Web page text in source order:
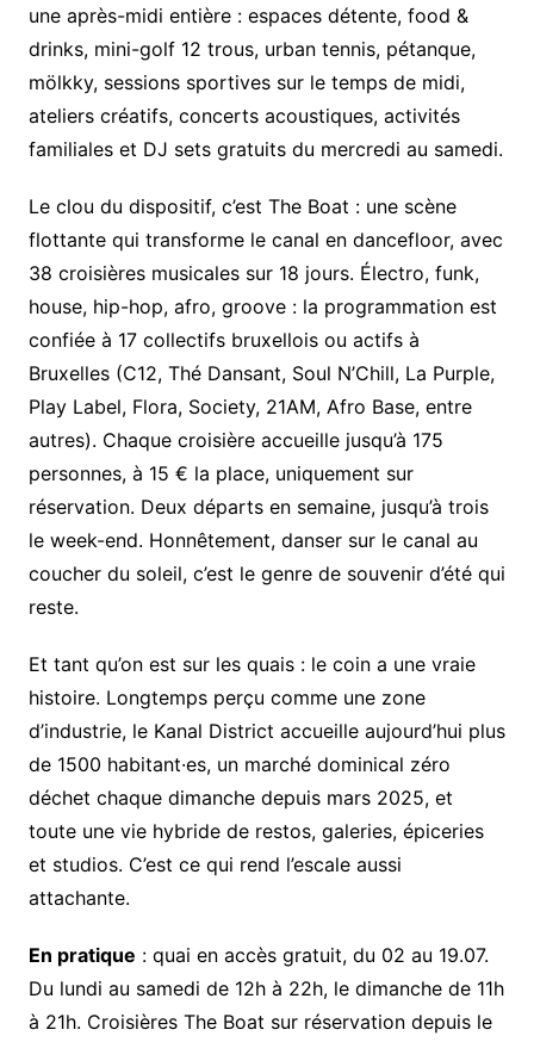
une après-midi entière : espaces détente, food &
drinks, mini-golf 12 trous, urban tennis, pétanque,
mölkky, sessions sportives sur le temps de midi,
ateliers créatifs, concerts acoustiques, activités
familiales et DJ sets gratuits du mercredi au samedi.
Le clou du dispositif, c’est The Boat : une scène
flottante qui transforme le canal en dancefloor, avec
38 croisières musicales sur 18 jours. Électro, funk,
house, hip-hop, afro, groove : la programmation est
confiée à 17 collectifs bruxellois ou actifs à
Bruxelles (C12, Thé Dansant, Soul N’Chill, La Purple,
Play Label, Flora, Society, 21AM, Afro Base, entre
autres). Chaque croisière accueille jusqu’à 175
personnes, à 15 € la place, uniquement sur
réservation. Deux départs en semaine, jusqu’à trois
le week-end. Honnêtement, danser sur le canal au
coucher du soleil, c’est le genre de souvenir d’été qui
reste.
Et tant qu’on est sur les quais : le coin a une vraie
histoire. Longtemps perçu comme une zone
d’industrie, le Kanal District accueille aujourd’hui plus
de 1500 habitant·es, un marché dominical zéro
déchet chaque dimanche depuis mars 2025, et
toute une vie hybride de restos, galeries, épiceries
et studios. C’est ce qui rend l’escale aussi
attachante.
En pratique : quai en accès gratuit, du 02 au 19.07.
Du lundi au samedi de 12h à 22h, le dimanche de 11h
à 21h. Croisières The Boat sur réservation depuis le